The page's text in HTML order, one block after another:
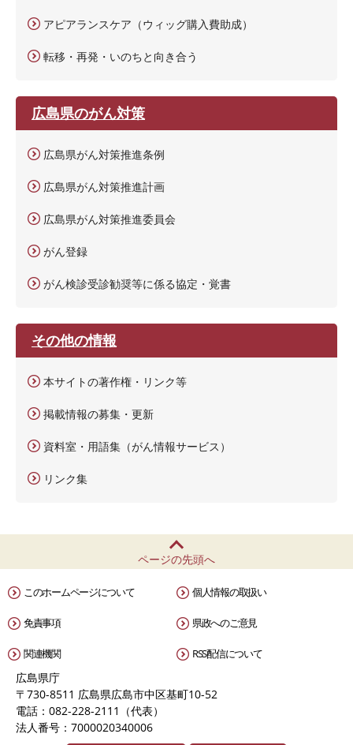
アピアランスケア（ウィッグ購入費助成）
転移・再発・いのちと向き合う
広島県のがん対策
広島県がん対策推進条例
広島県がん対策推進計画
広島県がん対策推進委員会
がん登録
がん検診受診勧奨等に係る協定・覚書
その他の情報
本サイトの著作権・リンク等
掲載情報の募集・更新
資料室・用語集（がん情報サービス）
リンク集
ページの先頭へ
このホームページについて 個人情報の取扱い
免責事項 県政へのご意見
関連機関 RSS配信について
広島県庁
〒730-8511 広島県広島市中区基町10-52
電話：082-228-2111（代表）
法人番号：7000020340006